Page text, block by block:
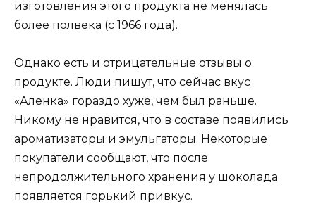
изготовления этого продукта не менялась
более полвека (с 1966 года).
Однако есть и отрицательные отзывы о
продукте. Люди пишут, что сейчас вкус
«Аленка» гораздо хуже, чем был раньше.
Никому не нравится, что в составе появились
ароматизаторы и эмульгаторы. Некоторые
покупатели сообщают, что после
непродолжительного хранения у шоколада
появляется горький привкус.